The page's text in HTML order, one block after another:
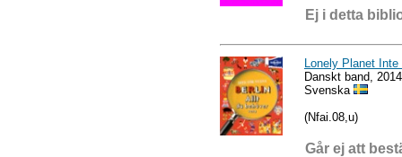
Ej i detta
Lonely Planet
Danskt band, 2014
Svenska
(Nfai.08,u)
Går ej att